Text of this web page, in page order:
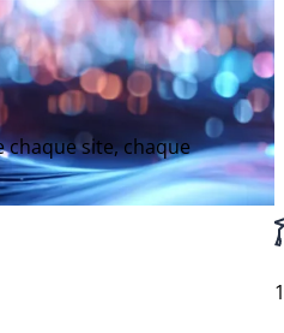
chaque site, chaque